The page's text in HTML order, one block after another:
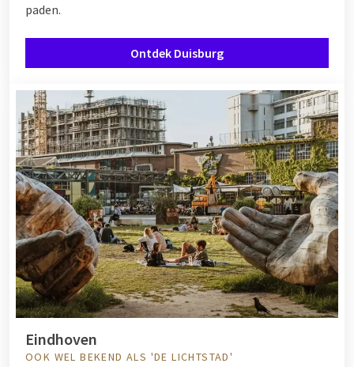
paden.
Ontdek Duisburg
Eindhoven
OOK WEL BEKEND ALS 'DE LICHTSTAD'